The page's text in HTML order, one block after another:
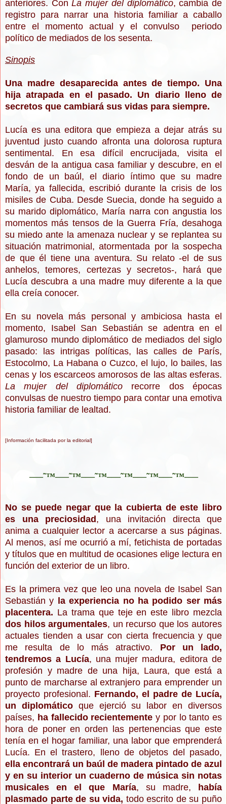
anteriores. ConLa mujer del diplomático, cambia de
registro para narrar una historia familiar a caballo
entre el momento actual y el convulso periodo
político de mediados de los sesenta.
Sinopis
Una madre desaparecida antes de tiempo. Una
hija atrapada en el pasado. Un diario lleno de
secretos que cambiará sus vidas para siempre.
Lucía es una editora que empieza a dejar atrás su
juventud justo cuando afronta una dolorosa ruptura
sentimental. En esa difícil encrucijada, visita el
desván de la antigua casa familiar y descubre, en el
fondo de un baúl, el diario íntimo que su madre
María, ya fallecida, escribió durante la crisis de los
misiles de Cuba. Desde Suecia, donde ha seguido a
su marido diplomático, María narra con angustia los
momentos más tensos de la Guerra Fría, desahoga
su miedo ante la amenaza nuclear y se replantea su
situación matrimonial, atormentada por la sospecha
de que él tiene una aventura. Su relato -el de sus
anhelos, temores, certezas y secretos-, hará que
Lucía descubra a una madre muy diferente a la que
ella creía conocer.
En su novela más personal y ambiciosa hasta el
momento, Isabel San Sebastián se adentra en el
glamuroso mundo diplomático de mediados del siglo
pasado: las intrigas políticas, las calles de París,
Estocolmo, La Habana o Cuzco, el lujo, lo bailes, las
cenas y los escarceos amorosos de las altas esferas.
La mujer del diplomático recorre dos épocas
convulsas de nuestro tiempo para contar una emotiva
historia familiar de lealtad.
[Información facilitada por la editorial]
–—˜™–—˜™–—˜™–—˜™–—˜™–—˜™–—
No se puede negar que la cubierta de este libro
es una preciosidad , una invitación directa que
anima a cualquier lector a acercarse a sus páginas.
Al menos, así me ocurrió a mí, fetichista de portadas
y títulos que en multitud de ocasiones elige lectura en
función del exterior de un libro.
Es la primera vez que leo una novela de Isabel San
Sebastián y
la experiencia no ha podido ser más
placentera. La trama que teje en este libro mezcla
dos hilos argumentales, un recurso que los autores
actuales tienden a usar con cierta frecuencia y que
me resulta de lo más atractivo. Por un lado,
tendremos a Lucía, una mujer madura, editora de
profesión y madre de una hija, Laura, que está a
punto de marcharse al extranjero para emprender un
proyecto profesional. Fernando, el padre de Lucía,
un diplomáticoque ejerció su labor en diversos
países, ha fallecido recientemente y por lo tanto es
hora de poner en orden las pertenencias que este
tenía en el hogar familiar, una labor que emprenderá
Lucía. En el trastero, lleno de objetos del pasado,
ella encontrará un baúl de madera pintado de azul
y en su interior un cuaderno de música sin notas
musicales en el que María, su madre, había
plasmado parte de su vida, todo escrito de su puño